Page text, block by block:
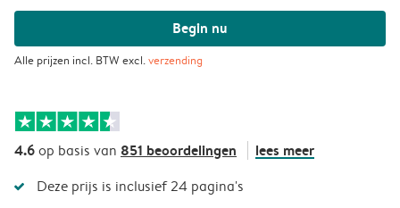
Begin nu
Alle prijzen incl. BTW excl.verzending
4.6op basis van 851 beoordelingen lees meer
Deze prijs is inclusief 24 pagina's